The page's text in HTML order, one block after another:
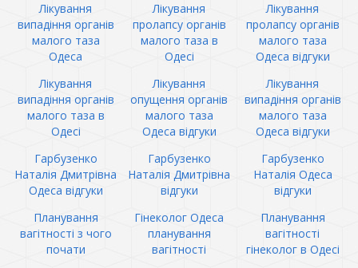
Лікування
випадіння органів
малого таза
Одеса
Лікування
пролапсу органів
малого таза в
Одесі
Лікування
пролапсу органів
малого таза
Одеса відгуки
Лікування
випадіння органів
малого таза в
Одесі
Лікування
опущення органів
малого таза
Одеса відгуки
Лікування
випадіння органів
малого таза
Одеса відгуки
Гарбузенко
Наталія Дмитрівна
Одеса відгуки
Гарбузенко
Наталія Дмитрівна
відгуки
Гарбузенко
Наталія Одеса
відгуки
Планування
вагітності з чого
почати
Гінеколог Одеса
планування
вагітності
Планування
вагітності
гінеколог в Одесі